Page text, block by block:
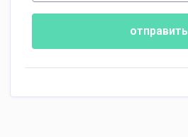
отправить